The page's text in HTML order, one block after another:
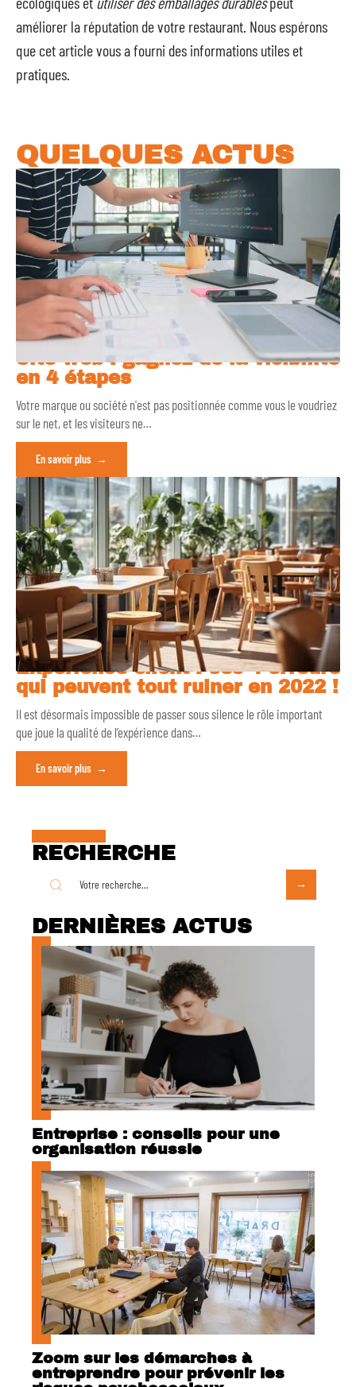
améliorer la réputation de votre restaurant. Nous espérons
que cet article vous a fourni des informations utiles et
pratiques.
QUELQUES ACTUS
Site web : gagnez de la visibilité
en 4 étapes
Votre marque ou société n'est pas positionnée comme vous le voudriez
sur le net, et les visiteurs ne…
En savoir plus
Expérience client : ces 4 erreurs
qui peuvent tout ruiner en 2022 !
Il est désormais impossible de passer sous silence le rôle important
que joue la qualité de l’expérience dans…
En savoir plus
RECHERCHE
DERNIÈRES ACTUS
Entreprise : conseils pour une
organisation réussie
Zoom sur les démarches à
entreprendre pour prévenir les